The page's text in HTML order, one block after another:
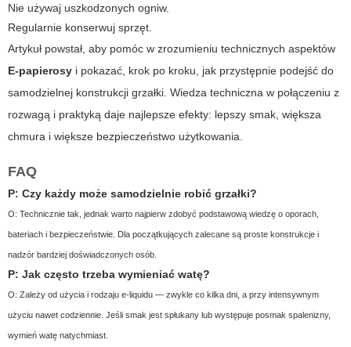
Nie używaj uszkodzonych ogniw.
Regularnie konserwuj sprzęt.
Artykuł powstał, aby pomóc w zrozumieniu technicznych aspektów
E-papierosy i pokazać, krok po kroku, jak przystępnie podejść do
samodzielnej konstrukcji grzałki. Wiedza techniczna w połączeniu z
rozwagą i praktyką daje najlepsze efekty: lepszy smak, większa
chmura i większe bezpieczeństwo użytkowania.
FAQ
P: Czy każdy może samodzielnie robić grzałki?
O: Technicznie tak, jednak warto najpierw zdobyć podstawową wiedzę o oporach,
bateriach i bezpieczeństwie. Dla początkujących zalecane są proste konstrukcje i
nadzór bardziej doświadczonych osób.
P: Jak często trzeba wymieniać watę?
O: Zależy od użycia i rodzaju e-liquidu — zwykle co kilka dni, a przy intensywnym
użyciu nawet codziennie. Jeśli smak jest spłukany lub występuje posmak spalenizny,
wymień watę natychmiast.